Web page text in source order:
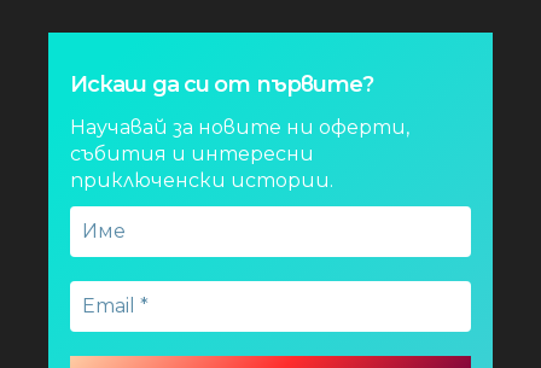
Искаш да си от първите?
Научавай за новите ни оферти,
събития и интересни
приключенски истории.